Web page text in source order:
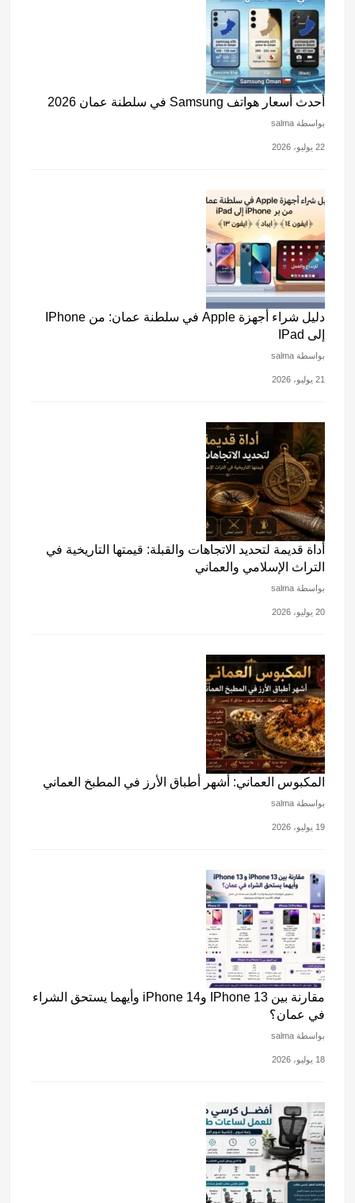
أحدث أسعار هواتف Samsung في سلطنة عمان 2026
بواسطة salma
22 يوليو، 2026
دليل شراء أجهزة Apple في سلطنة عمان: من IPhone
إلى IPad
بواسطة salma
21 يوليو، 2026
أداة قديمة لتحديد الاتجاهات والقبلة: قيمتها التاريخية في
التراث الإسلامي والعماني
بواسطة salma
20 يوليو، 2026
المكبوس العماني: أشهر أطباق الأرز في المطبخ العماني
بواسطة salma
19 يوليو، 2026
مقارنة بين IPhone 13 وiPhone 14 وأيهما يستحق الشراء
في عمان؟
بواسطة salma
18 يوليو، 2026